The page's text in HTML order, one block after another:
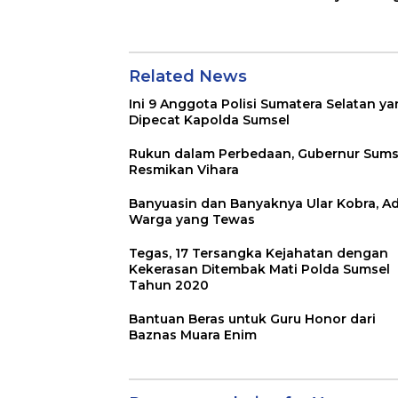
Related News
Ini 9 Anggota Polisi Sumatera Selatan
Dipecat Kapolda Sumsel
Rukun dalam Perbedaan, Gubernur
Resmikan Vihara
Banyuasin dan Banyaknya Ular Kobra,
Warga yang Tewas
Tegas, 17 Tersangka Kejahatan dengan
Kekerasan Ditembak Mati Polda Sumsel
Tahun 2020
Bantuan Beras untuk Guru Honor dari
Baznas Muara Enim